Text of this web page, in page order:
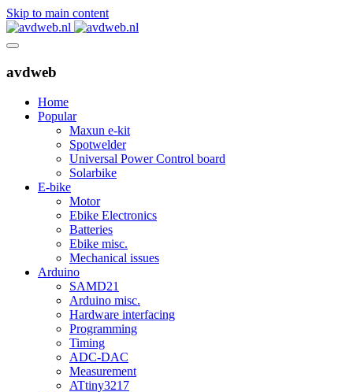
Skip to main content
avdweb
Home
Popular
Maxun e-kit
Spotwelder
Universal Power Control board
Solarbike
E-bike
Motor
Ebike Electronics
Batteries
Ebike misc.
Mechanical issues
Arduino
SAMD21
Arduino misc.
Hardware interfacing
Programming
Timing
ADC-DAC
Measurement
ATtiny3217